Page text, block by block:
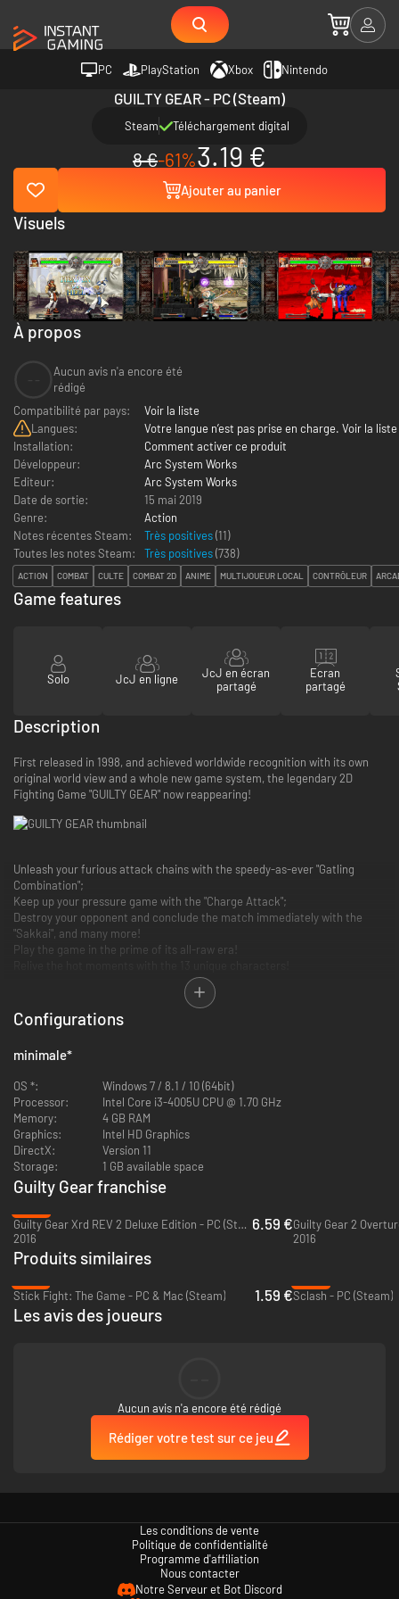
PC PlayStation Xbox Nintendo
GUILTY GEAR - PC (Steam)
Steam Téléchargement digital
8 €-61%3.19 €
Ajouter au panier
À propos
Aucun avis n'a encore été
rédigé
Compatibilité par pays:
Voir la liste
Langues:
Votre langue n’est pas prise en charge. Voir la liste
Installation:
Comment activer ce produit
Développeur:
Arc System Works
Editeur:
Arc System Works
Date de sortie:
15 mai 2019
Genre:
Action
Notes récentes Steam:
Très positives(11)
Toutes les notes Steam:
Très positives(738)
ACTION COMBAT CULTE COMBAT 2D ANIME MULTIJOUEUR LOCAL CONTRÔLEUR
Visuels
Game features
Solo JcJ en ligne
JcJ en écran
partagé
Ecran
partagé
Description
First released in 1998, and achieved worldwide recognition with its own
original world view and a whole new game system, the legendary 2D
Fighting Game "GUILTY GEAR" now reappearing!
Unleash your furious attack chains with the speedy-as-ever "Gatling
Combination";
Keep up your pressure game with the "Charge Attack";
Destroy your opponent and conclude the match immediately with the
"Sakkai", and many more!
Play the game in the prime of its all-raw era!
Configurations
minimale*
OS *:
Windows 7 / 8.1 / 10 (64bit)
Processor:
Intel Core i3-4005U CPU @ 1.70 GHz
Memory:
4 GB RAM
Graphics:
Intel HD Graphics
DirectX:
Version 11
Storage:
1 GB available space
Guilty Gear franchise
Guilty Gear Xrd REV 2 Deluxe Edition - PC (Steam)
2016
6.59 €Guilty Gear 2
2016
Produits similaires
Stick Fight: The Game - PC & Mac (Steam)
1.59 €Sclash - PC (Steam)
Les avis des joueurs
Aucun avis n'a encore été rédigé
Rédiger votre test sur ce jeu
Les conditions de vente
Politique de confidentialité
Programme d'affiliation
Nous contacter
Notre Serveur et Bot Discord